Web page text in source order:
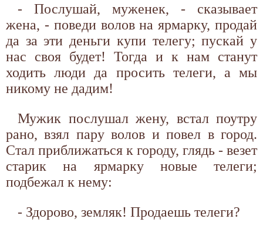
- Послушай, муженек, - сказывает
жена, - поведи волов на ярмарку, продай
да за эти деньги купи телегу; пускай у
нас своя будет! Тогда и к нам станут
ходить люди да просить телеги, а мы
никому не дадим!
Мужик послушал жену, встал поутру
рано, взял пару волов и повел в город.
Стал приближаться к городу, глядь - везет
старик на ярмарку новые телеги;
подбежал к нему:
- Здорово, земляк! Продаешь телеги?